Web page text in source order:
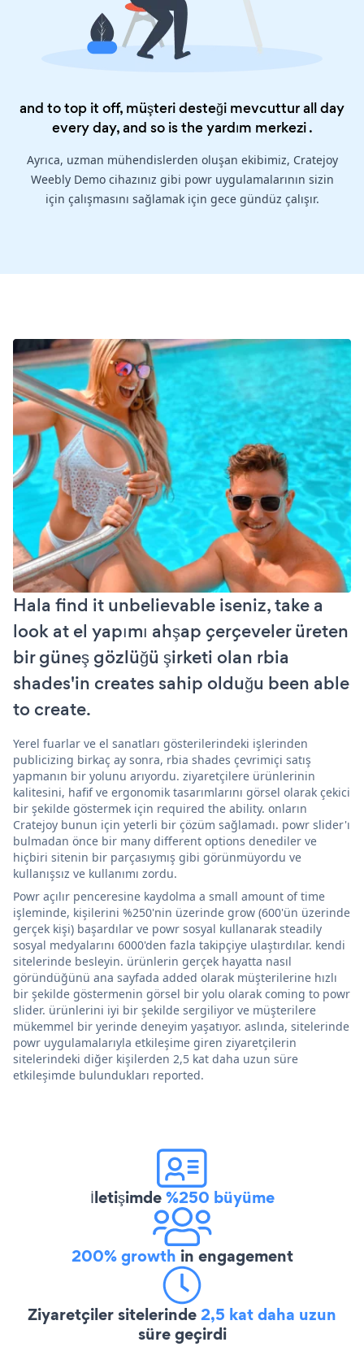
and to top it off, müşteri desteği mevcuttur all day
every day, and so is theyardım merkezi.
Ayrıca, uzman mühendislerden oluşan ekibimiz, Cratejoy
Weebly Demo cihazınız gibi powr uygulamalarının sizin
için çalışmasını sağlamak için gece gündüz çalışır.
Hala find it unbelievable iseniz, take a
look at el yapımı ahşap çerçeveler üreten
bir güneş gözlüğü şirketi olan rbia
shades'in creates sahip olduğu been able
to create.
Yerel fuarlar ve el sanatları gösterilerindeki işlerinden
publicizing birkaç ay sonra, rbia shades çevrimiçi satış
yapmanın bir yolunu arıyordu. ziyaretçilere ürünlerinin
kalitesini, hafif ve ergonomik tasarımlarını görsel olarak çekici
bir şekilde göstermek için required the ability. onların
Cratejoy bunun için yeterli bir çözüm sağlamadı. powr slider'ı
bulmadan önce bir many different options denediler ve
hiçbiri sitenin bir parçasıymış gibi görünmüyordu ve
kullanışsız ve kullanımı zordu.
Powr açılır penceresine kaydolma a small amount of time
işleminde, kişilerini %250'nin üzerinde grow (600'ün üzerinde
gerçek kişi) başardılar ve powr sosyal kullanarak steadily
sosyal medyalarını 6000'den fazla takipçiye ulaştırdılar. kendi
sitelerinde besleyin. ürünlerin gerçek hayatta nasıl
göründüğünü ana sayfada added olarak müşterilerine hızlı
bir şekilde göstermenin görsel bir yolu olarak coming to powr
slider. ürünlerini iyi bir şekilde sergiliyor ve müşterilere
mükemmel bir yerinde deneyim yaşatıyor. aslında, sitelerinde
powr uygulamalarıyla etkileşime giren ziyaretçilerin
sitelerindeki diğer kişilerden 2,5 kat daha uzun süre
etkileşimde bulundukları reported.
İletişimde%250 büyüme
200% growth in engagement
Ziyaretçiler sitelerinde2,5 kat daha uzun
süre geçirdi